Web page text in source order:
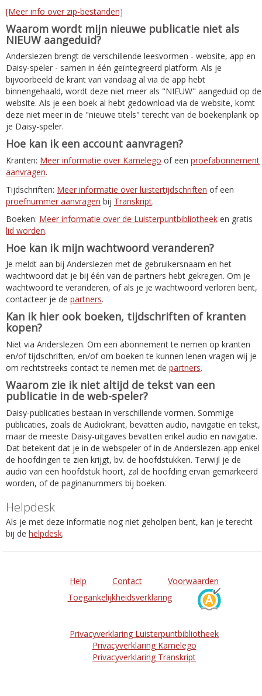
[Meer info over zip-bestanden]
Waarom wordt mijn nieuwe publicatie niet als
NIEUW aangeduid?
Anderslezen brengt de verschillende leesvormen - website, app en
Daisy-speler - samen in één geïntegreerd platform. Als je
bijvoorbeeld de krant van vandaag al via de app hebt
binnengehaald, wordt deze niet meer als "NIEUW" aangeduid op de
website. Als je een boek al hebt gedownload via de website, komt
deze niet meer in de "nieuwe titels" terecht van de boekenplank op
je Daisy-speler.
Hoe kan ik een account aanvragen?
Kranten: Meer informatie over Kamelego of een proefabonnement
aanvragen.
Tijdschriften: Meer informatie over luistertijdschriften of een
proefnummer aanvragen bij Transkript.
Boeken: Meer informatie over de Luisterpuntbibliotheek en gratis
lid worden.
Hoe kan ik mijn wachtwoord veranderen?
Je meldt aan bij Anderslezen met de gebruikersnaam en het
wachtwoord dat je bij één van de partners hebt gekregen. Om je
wachtwoord te veranderen, of als je je wachtwoord verloren bent,
contacteer je de partners.
Kan ik hier ook boeken, tijdschriften of kranten
kopen?
Niet via Anderslezen. Om een abonnement te nemen op kranten
en/of tijdschriften, en/of om boeken te kunnen lenen vragen wij je
om rechtstreeks contact te nemen met de partners.
Waarom zie ik niet altijd de tekst van een
publicatie in de web-speler?
Daisy-publicaties bestaan in verschillende vormen. Sommige
publicaties, zoals de Audiokrant, bevatten audio, navigatie en tekst,
maar de meeste Daisy-uitgaves bevatten enkel audio en navigatie.
Dat betekent dat je in de webspeler of in de Anderslezen-app enkel
de hoofdingen te zien krijgt, bv. de hoofdstukken. Terwijl je de
audio van een hoofdstuk hoort, zal de hoofding ervan gemarkeerd
worden, of de paginanummers bij boeken.
Helpdesk
Als je met deze informatie nog niet geholpen bent, kan je terecht
bij de helpdesk.
Help Contact
Voorwaarden
Toegankelijkheidsverklaring
Privacyverklaring Luisterpuntbibliotheek
Privacyverklaring Kamelego
Privacyverklaring Transkript